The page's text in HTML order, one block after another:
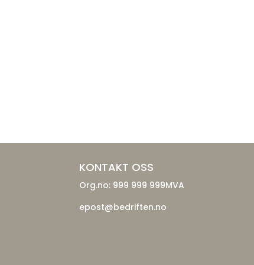
KONTAKT OSS
Org.no: 999 999 999MVA
epost@bedriften.no